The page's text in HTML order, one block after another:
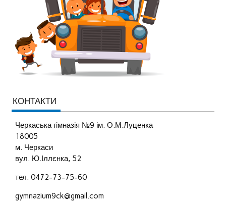
КОНТАКТИ
Черкаська гімназія №9 ім. О.М.Луценка
18005
м. Черкаси
вул. Ю.Іллєнка, 52
тел. 0472-73-75-60
gymnazium9ck@gmail.com